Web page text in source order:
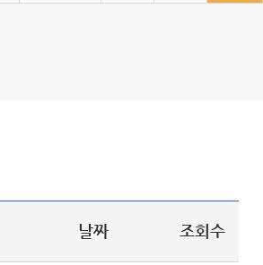
날짜 조회수